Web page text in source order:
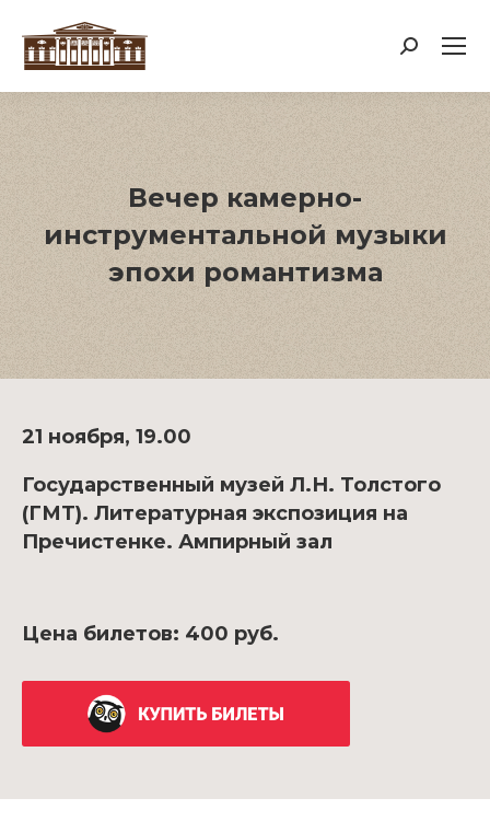
Поиск:
Вечер камерно-
инструментальной музыки
эпохи романтизма
21 ноября, 19.00
Государственный музей Л.Н. Толстого
(ГМТ). Литературная экспозиция на
Пречистенке. Ампирный зал
Цена билетов: 400 руб.